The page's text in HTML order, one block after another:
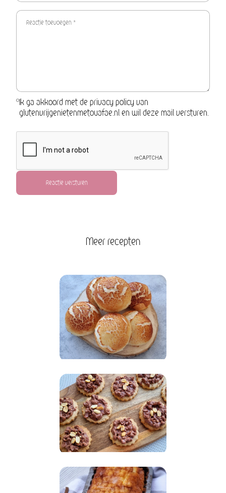
Ik ga akkoord met de privacy policy van
glutenvrijgenietenmetouafae.nl en wil deze mail versturen.
Reactie versturen
Meer recepten